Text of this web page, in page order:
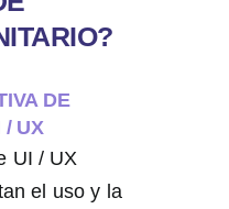
DE
/ UX
UI / UX
el uso y la